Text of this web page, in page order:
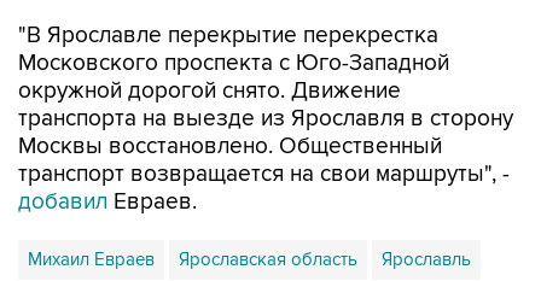
"В Ярославле перекрытие перекрестка
Московского проспекта с Юго-Западной
окружной дорогой снято. Движение
транспорта на выезде из Ярославля в сторону
Москвы восстановлено. Общественный
транспорт возвращается на свои маршруты", -
добавил Евраев.
Михаил Евраев Ярославская область Ярославль